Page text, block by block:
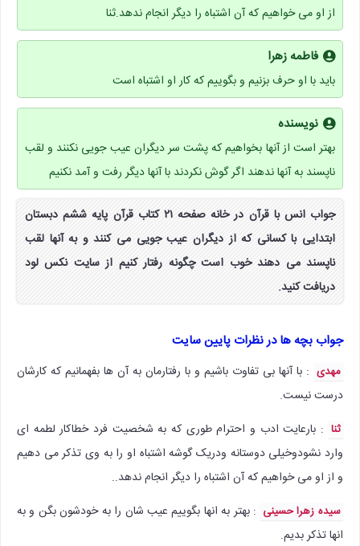
از او می خواهیم که آن اشتباه را دیگر انجام ندهد.ثنا
فاطمه زهرا
باید با او حرف بزنیم و بگوییم که کار او اشتباه است
نویسنده
بهتر است از آنها بخواهیم که پشت سر دیگران عیب جویی نکنند و لقب
ناپسند به آنها ندهند اگر گوش نکردند با آنها دیگر رفت و آمد نکنیم
جواب انس با قرآن در خانه صفحه ۲۱ کتاب قرآن پایه ششم دبستان
ابتدایی با کسانی که از دیگران عیب جویی می کنند و به آنها لقب
ناپسند می دهند خوب است چگونه رفتار کنیم از سایت نکس لود
دریافت کنید.
جواب بچه ها در نظرات پایین سایت
مهدی : با آنها بی تفاوت باشیم و با رفتارمان به آن ها بفهمانیم که کارشان
درست نیست.
ثنا : بارعایت ادب و احترام طوری که به شخصیت فرد خطاکار لطمه ای
وارد نشودوخیلی دوستانه ودریک گوشه اشتباه او را به وی تذکر می دهیم
و از او می خواهیم که آن اشتباه را دیگر انجام ندهد..
سیده زهرا حسینی : بهتر به انها بگوییم عیب شان را به خودشون بگن و به
انها تذکر بدیم.